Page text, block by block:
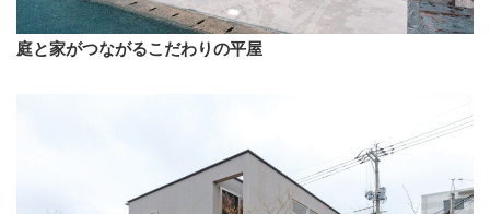
庭と家がつながるこだわりの平屋